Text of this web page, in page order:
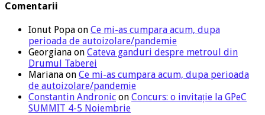
Comentarii
Ionut Popa on Ce mi-as cumpara acum, dupa
perioada de autoizolare/pandemie
Georgiana on Cateva ganduri despre metroul din
Drumul Taberei
Mariana on Ce mi-as cumpara acum, dupa perioada
de autoizolare/pandemie
Constantin Andronic on Concurs: o invitație la GPeC
SUMMIT 4-5 Noiembrie